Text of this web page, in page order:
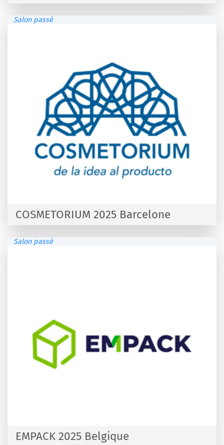
Salon passé
COSMETORIUM 2025 Barcelone
Salon passé
EMPACK 2025 Belgique